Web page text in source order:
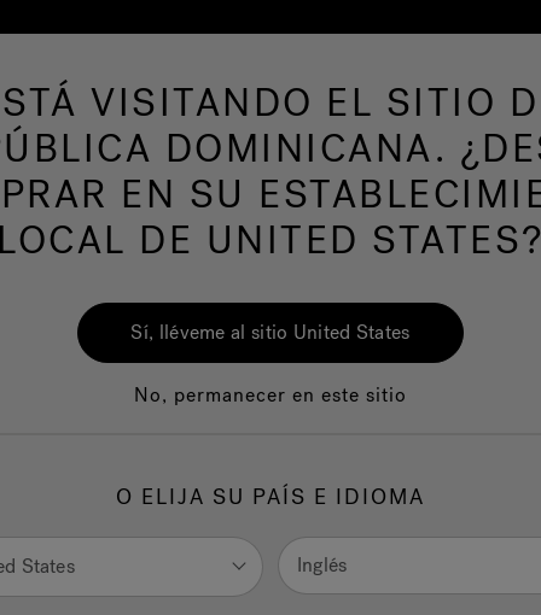
hidromasaje Más productos Nuestra
VISITANDO EL SITIO
DOMINICANA.
EN SU
DE UNITED STATES?
Sí, lléveme al sitio United States
No, permanecer en este sitio
O ELIJA SU PAÍS E IDIOMA
States Inglés